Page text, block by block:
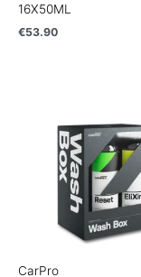
16X50ML
€53.90
CarPro